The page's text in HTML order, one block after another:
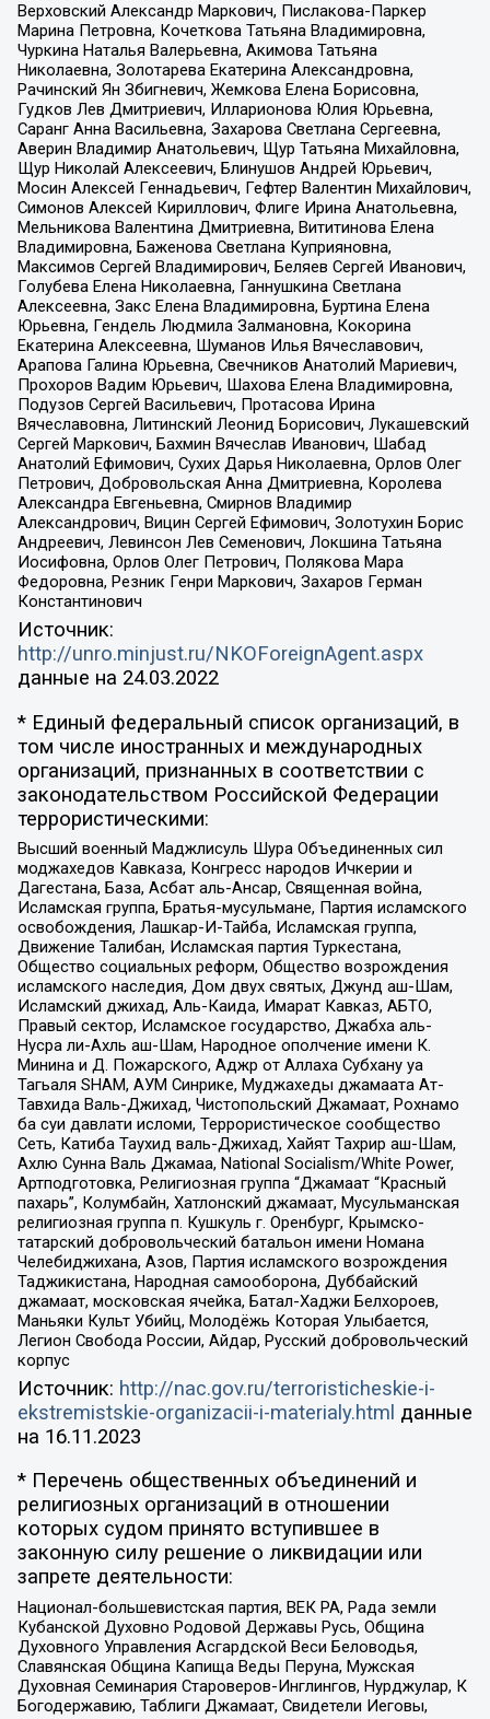
Верховский Александр Маркович, Пислакова-Паркер
Марина Петровна, Кочеткова Татьяна Владимировна,
Чуркина Наталья Валерьевна, Акимова Татьяна
Николаевна, Золотарева Екатерина Александровна,
Рачинский Ян Збигневич, Жемкова Елена Борисовна,
Гудков Лев Дмитриевич, Илларионова Юлия Юрьевна,
Саранг Анна Васильевна, Захарова Светлана Сергеевна,
Аверин Владимир Анатольевич, Щур Татьяна Михайловна,
Щур Николай Алексеевич, Блинушов Андрей Юрьевич,
Мосин Алексей Геннадьевич, Гефтер Валентин Михайлович,
Симонов Алексей Кириллович, Флиге Ирина Анатольевна,
Мельникова Валентина Дмитриевна, Вититинова Елена
Владимировна, Баженова Светлана Куприяновна,
Максимов Сергей Владимирович, Беляев Сергей Иванович,
Голубева Елена Николаевна, Ганнушкина Светлана
Алексеевна, Закс Елена Владимировна, Буртина Елена
Юрьевна, Гендель Людмила Залмановна, Кокорина
Екатерина Алексеевна, Шуманов Илья Вячеславович,
Арапова Галина Юрьевна, Свечников Анатолий Мариевич,
Прохоров Вадим Юрьевич, Шахова Елена Владимировна,
Подузов Сергей Васильевич, Протасова Ирина
Вячеславовна, Литинский Леонид Борисович, Лукашевский
Сергей Маркович, Бахмин Вячеслав Иванович, Шабад
Анатолий Ефимович, Сухих Дарья Николаевна, Орлов Олег
Петрович, Добровольская Анна Дмитриевна, Королева
Александра Евгеньевна, Смирнов Владимир
Александрович, Вицин Сергей Ефимович, Золотухин Борис
Андреевич, Левинсон Лев Семенович, Локшина Татьяна
Иосифовна, Орлов Олег Петрович, Полякова Мара
Федоровна, Резник Генри Маркович, Захаров Герман
Константинович
Источник:
http://unro.minjust.ru/NKOForeignAgent.aspx
данные на 24.03.2022
* Единый федеральный список организаций, в
том числе иностранных и международных
организаций, признанных в соответствии с
законодательством Российской Федерации
террористическими:
Высший военный Маджлисуль Шура Объединенных сил
моджахедов Кавказа, Конгресс народов Ичкерии и
Дагестана, База, Асбат аль-Ансар, Священная война,
Исламская группа, Братья-мусульмане, Партия исламского
освобождения, Лашкар-И-Тайба, Исламская группа,
Движение Талибан, Исламская партия Туркестана,
Общество социальных реформ, Общество возрождения
исламского наследия, Дом двух святых, Джунд аш-Шам,
Исламский джихад, Аль-Каида, Имарат Кавказ, АБТО,
Правый сектор, Исламское государство, Джабха аль-
Нусра ли-Ахль аш-Шам, Народное ополчение имени К.
Минина и Д. Пожарского, Аджр от Аллаха Субхану уа
Тагьаля SHAM, АУМ Синрике, Муджахеды джамаата Ат-
Тавхида Валь-Джихад, Чистопольский Джамаат, Рохнамо
ба суи давлати исломи, Террористическое сообщество
Сеть, Катиба Таухид валь-Джихад, Хайят Тахрир аш-Шам,
Ахлю Сунна Валь Джамаа, National Socialism/White Power,
Артподготовка, Религиозная группа “Джамаат “Красный
пахарь”, Колумбайн, Хатлонский джамаат, Мусульманская
религиозная группа п. Кушкуль г. Оренбург, Крымско-
татарский добровольческий батальон имени Номана
Челебиджихана, Азов, Партия исламского возрождения
Таджикистана, Народная самооборона, Дуббайский
джамаат, московская ячейка, Батал-Хаджи Белхороев,
Маньяки Культ Убийц, Молодёжь Которая Улыбается,
Легион Свобода России, Айдар, Русский добровольческий
корпус
Источник: http://nac.gov.ru/terroristicheskie-i-
ekstremistskie-organizacii-i-materialy.html данные
на 16.11.2023
* Перечень общественных объединений и
религиозных организаций в отношении
которых судом принято вступившее в
законную силу решение о ликвидации или
запрете деятельности:
Национал-большевистская партия, ВЕК РА, Рада земли
Кубанской Духовно Родовой Державы Русь, Община
Духовного Управления Асгардской Веси Беловодья,
Славянская Община Капища Веды Перуна, Мужская
Духовная Семинария Староверов-Инглингов, Нурджулар, К
Богодержавию, Таблиги Джамаат, Свидетели Иеговы,